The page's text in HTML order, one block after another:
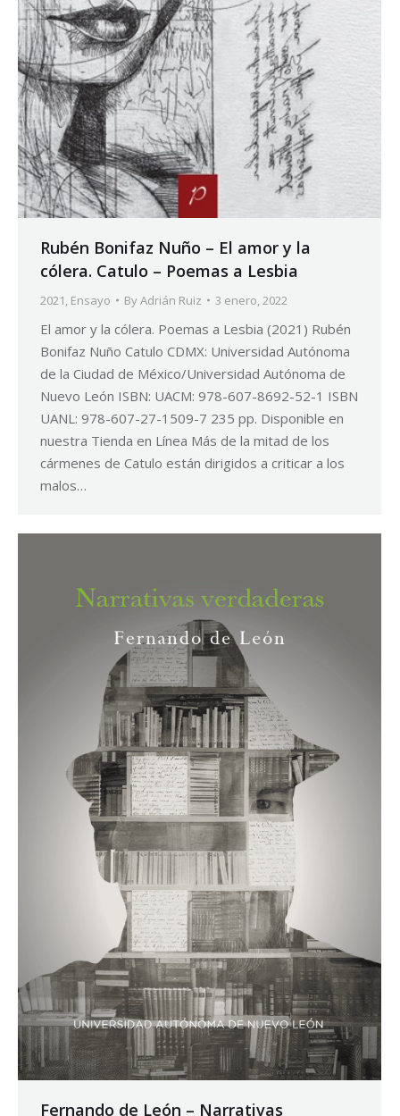
Rubén Bonifaz Nuño – El amor y la
cólera. Catulo – Poemas a Lesbia
2021, Ensayo ByAdrián Ruiz 3 enero, 2022
El amor y la cólera. Poemas a Lesbia (2021) Rubén
Bonifaz Nuño Catulo CDMX: Universidad Autónoma
de la Ciudad de México/Universidad Autónoma de
Nuevo León ISBN: UACM: 978-607-8692-52-1 ISBN
UANL: 978-607-27-1509-7 235 pp. Disponible en
nuestra Tienda en Línea Más de la mitad de los
cármenes de Catulo están dirigidos a criticar a los
malos…
Fernando de León – Narrativas